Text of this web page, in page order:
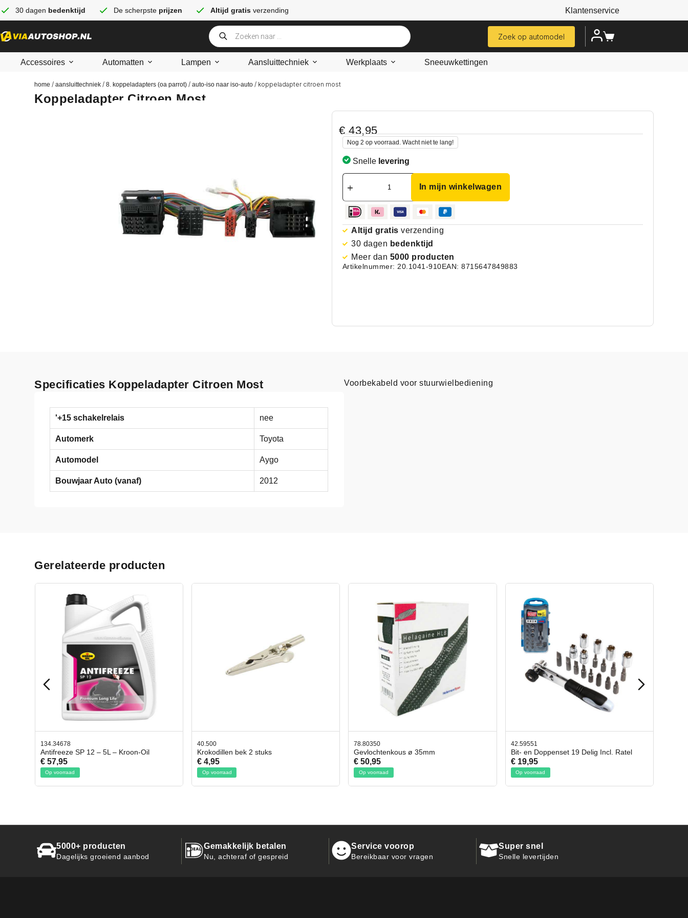
30 dagen bedenktijd De scherpste prijzen Altijd gratis verzending Klantenservice
Zoek op automodel
Accessoires Automatten Lampen Aansluittechniek Werkplaats Sneeuwkettingen
home /aansluittechniek /8. koppeladapters (oa parrot) /auto-iso naar iso-auto / koppeladapter citroen most
Koppeladapter Citroen Most
€43,95
Nog 2 op voorraad. Wacht niet te lang!
Snelle levering
In mijn winkelwagen
Altijd gratis verzending
30 dagen bedenktijd
Meer dan 5000 producten
Artikelnummer: 20.1041-910EAN: 8715647849883
Specificaties Koppeladapter Citroen Most
'+15 schakelrelais nee
Automerk Toyota
Automodel Aygo
Bouwjaar Auto (vanaf) 2012
Voorbekabeld voor stuurwielbediening
Gerelateerde producten
40.500
Krokodillen bek 2 stuks
€ 4,95
Op voorraad
78.80350
Gevlochtenkous ø 35mm
€ 50,95
Op voorraad
42.59551
Bit- en Doppenset 19 Delig Incl. Ratel
€ 19,95
Op voorraad
42.65998
Afbreekmes 2 stuks
€ 10,95
Op voorraad
5000+ producten
Dagelijks groeiend aanbod
Gemakkelijk betalen
Nu, achteraf of gespreid
Service voorop
Bereikbaar voor vragen
Super snel
Snelle levertijden